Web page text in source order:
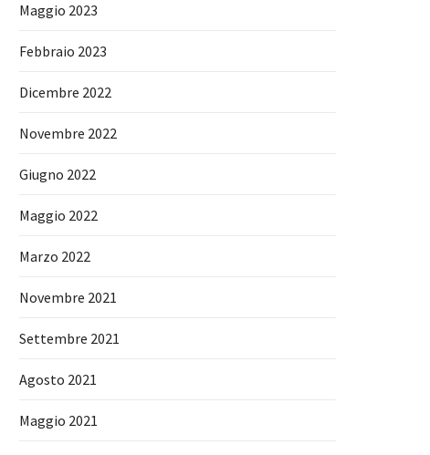
Maggio 2023
Febbraio 2023
Dicembre 2022
Novembre 2022
Giugno 2022
Maggio 2022
Marzo 2022
Novembre 2021
Settembre 2021
Agosto 2021
Maggio 2021